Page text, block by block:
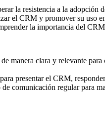
la resistencia a la
el CRM y promover su uso
la importancia del
manera clara y relevante
presentar el CRM,
comunicación regular para